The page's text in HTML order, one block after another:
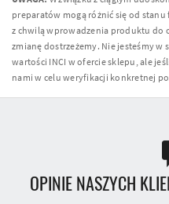
preparatów mogą różnić się od
z chwilą wprowadzenia produktu do
zmianę dostrzeżemy. Nie jesteśmy
wartości INCI w ofercie sklepu, ale
nami w celu weryfikacji konkretnej
OPINIE NASZYCH